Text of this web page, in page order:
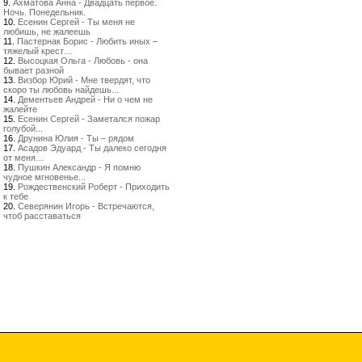
9. Ахматова Анна - Двадцать первое.
Ночь. Понедельник.
10. Есенин Сергей - Ты меня не
любишь, не жалеешь
11. Пастернак Борис - Любить иных –
тяжелый крест…
12. Высоцкая Ольга - Любовь - она
бывает разной
13. Визбор Юрий - Мне твердят, что
скоро ты любовь найдешь...
14. Дементьев Андрей - Ни о чем не
жалейте
15. Есенин Сергей - Заметался пожар
голубой...
16. Друнина Юлия - Ты – рядом
17. Асадов Эдуард - Ты далеко сегодня
от меня…
18. Пушкин Александр - Я помню
чудное мгновенье...
19. Рождественский Роберт - Приходить
к тебе
20. Северянин Игорь - Встречаются,
чтоб расставаться